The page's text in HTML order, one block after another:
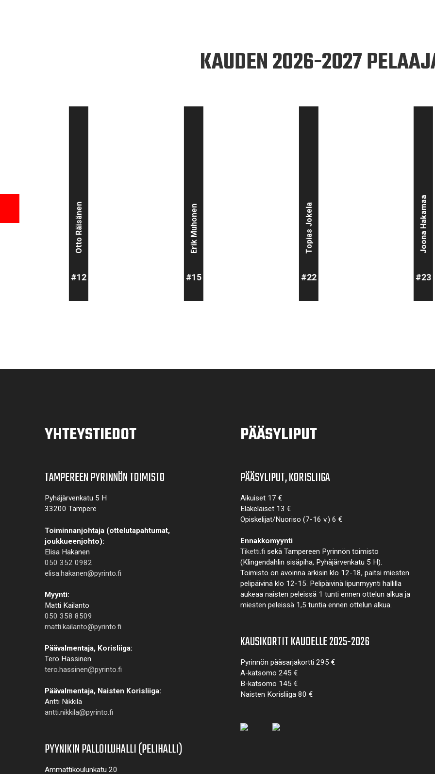
KAUDEN 2026-2027
YHTEYSTIEDOT
TAMPEREEN PYRINNÖN TOIMISTO
Pyhäjärvenkatu 5 H
33200 Tampere
Toiminnanjohtaja (ottelutapahtumat,
joukkueenjohto):
Elisa Hakanen
050 352 0982
elisa.hakanen@pyrinto.fi
Myynti:
Matti Kailanto
050 358 8509
matti.kailanto@pyrinto.fi
Päävalmentaja, Korisliiga:
Tero Hassinen
tero.hassinen@pyrinto.fi
Päävalmentaja, Naisten Korisliiga:
Antti Nikkilä
antti.nikkila@pyrinto.fi
PYYNIKIN PALLOILUHALLI (PELIHALLI)
Ammattikoulunkatu 20
PÄÄSYLIPUT
PÄÄSYLIPUT, KORISLIIGA
Aikuiset 17 €
Eläkeläiset 13 €
Opiskelijat/Nuoriso (7-16 v.) 6 €
Ennakkomyynti
Tiketti.fi sekä Tampereen Pyrinnön toimisto
(Klingendahlin sisäpiha, Pyhäjärvenkatu 5 H).
Toimisto on avoinna arkisin klo 12-18, paitsi miesten
pelipäivinä klo 12-15. Pelipäivinä lipunmyynti hallilla
aukeaa naisten peleissä 1 tunti ennen ottelun alkua ja
miesten peleissä 1,5 tuntia ennen ottelun alkua.
KAUSIKORTIT KAUDELLE 2025-2026
Pyrinnön pääsarjakortti 295 €
A-katsomo 245 €
B-katsomo 145 €
Naisten Korisliiga 80 €